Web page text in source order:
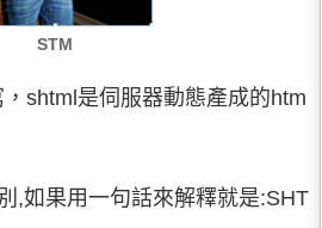
STM
shtml是伺服器動態產成的htm
,如果用一句話來解釋就是:SHT